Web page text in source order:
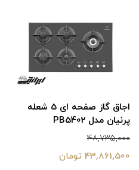
اجاق گاز صفحه ای 5 شعله
پرنیان مدل PB5402
48,735,000
43,861,500 تومان